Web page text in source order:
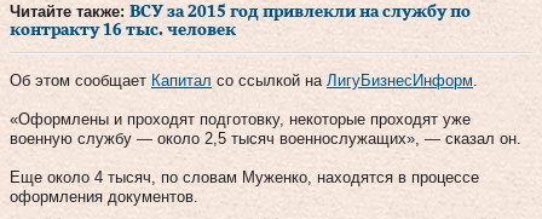
Читайте также: ВСУ за 2015 год привлекли на службу по
контракту 16 тыс. человек
Об этом сообщает Капитал со ссылкой на ЛигуБизнесИнформ
«Оформлены и проходят подготовку, некоторые проходят уже
военную службу — около 2,5 тысяч военнослужащих», — сказал он.
Еще около 4 тысяч, по словам Муженко, находятся в процессе
оформления документов.